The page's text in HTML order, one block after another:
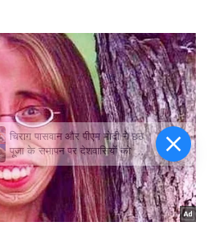
चिराग पासवान और पीएम मोदी ने छठ
पूजा के समापन पर देशवासियों को दी
शुभकामनाएं, छठी मैया से देश की
समृद्धि की कामना की